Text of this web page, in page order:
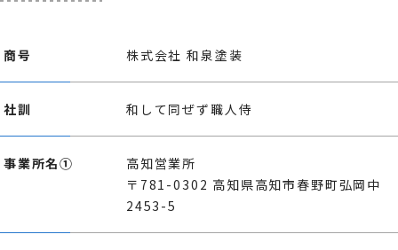
商号 株式会社 和泉塗装
社訓 和して同ぜず職人侍
事業所名①
高知営業所
〒781-0302 高知県高知市春野町弘岡中
2453-5